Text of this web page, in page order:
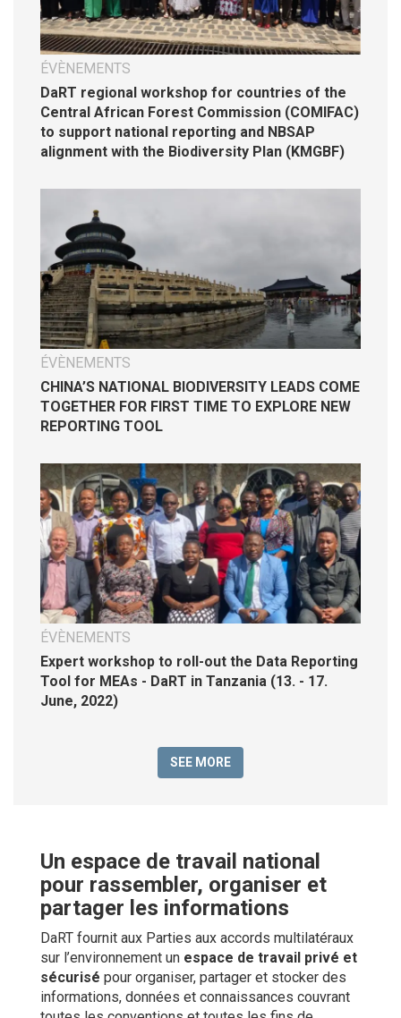
ÉVÈNEMENTS
DaRT regional workshop for countries of the
Central African Forest Commission (COMIFAC)
to support national reporting and NBSAP
alignment with the Biodiversity Plan (KMGBF)
ÉVÈNEMENTS
CHINA’S NATIONAL BIODIVERSITY LEADS COME
TOGETHER FOR FIRST TIME TO EXPLORE NEW
REPORTING TOOL
ÉVÈNEMENTS
Expert workshop to roll-out the Data Reporting
Tool for MEAs - DaRT in Tanzania (13. - 17.
June, 2022)
SEE MORE
Un espace de travail national
pour rassembler, organiser et
partager les informations
DaRT fournit aux Parties aux accords multilatéraux
sur l’environnement un espace de travail privé et
sécurisé pour organiser, partager et stocker des
informations, données et connaissances couvrant